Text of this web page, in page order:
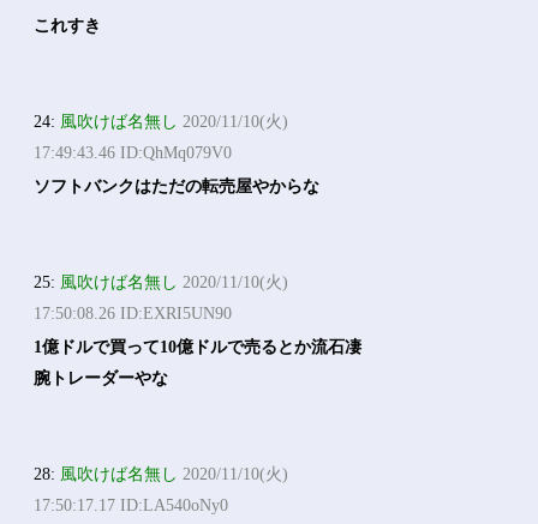
これすき
24: 風吹けば名無し 2020/11/10(火)
17:49:43.46 ID:QhMq079V0
ソフトバンクはただの転売屋やからな
25: 風吹けば名無し 2020/11/10(火)
17:50:08.26 ID:EXRI5UN90
1億ドルで買って10億ドルで売るとか流石凄
腕トレーダーやな
28: 風吹けば名無し 2020/11/10(火)
17:50:17.17 ID:LA540oNy0